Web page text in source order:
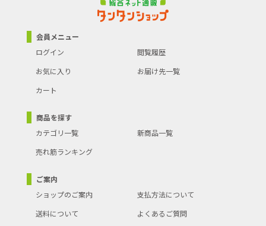
会員メニュー
ログイン
閲覧履歴
お気に入り
お届け先一覧
カート
商品を探す
カテゴリ一覧
新商品一覧
売れ筋ランキング
ご案内
ショップのご案内
支払方法について
送料について
よくあるご質問